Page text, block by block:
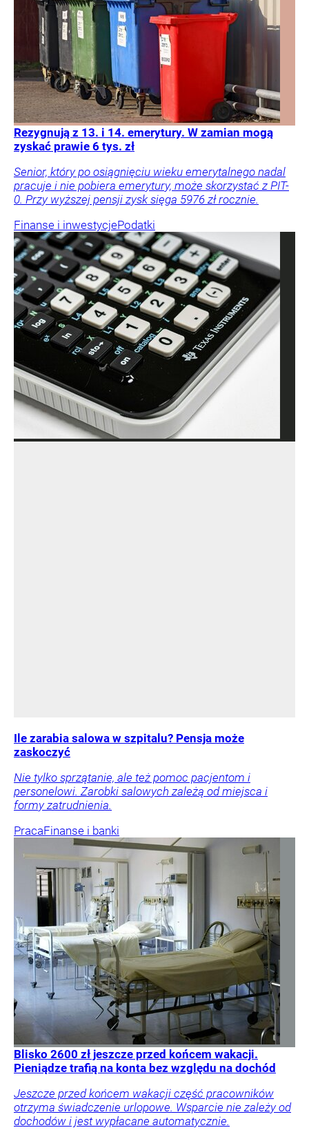
Rezygnują z 13. i 14. emerytury. W zamian mogą
zyskać prawie 6 tys. zł
Senior, który po osiągnięciu wieku emerytalnego nadal
pracuje i nie pobiera emerytury, może skorzystać z PIT-
0. Przy wyższej pensji zysk sięga 5976 zł rocznie.
Finanse i inwestycjePodatki
Ile zarabia salowa w szpitalu? Pensja może
zaskoczyć
Nie tylko sprzątanie, ale też pomoc pacjentom i
personelowi. Zarobki salowych zależą od miejsca i
formy zatrudnienia.
PracaFinanse i banki
Blisko 2600 zł jeszcze przed końcem wakacji.
Pieniądze trafią na konta bez względu na dochód
Jeszcze przed końcem wakacji część pracowników
otrzyma świadczenie urlopowe. Wsparcie nie zależy od
dochodów i jest wypłacane automatycznie.